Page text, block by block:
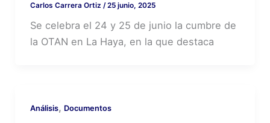
Carlos Carrera Ortiz /25 junio, 2025
Se celebra el 24 y 25 de junio la cumbre de
la OTAN en La Haya, en la que destaca
Análisis, Documentos